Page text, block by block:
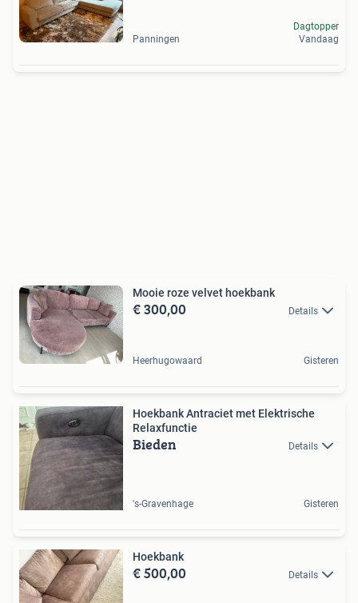
Panningen
Dagtopper
Vandaag
Mooie roze velvet hoekbank
€ 300,00 Details
Heerhugowaard Gisteren
Hoekbank Antraciet met Elektrische
Relaxfunctie
Bieden Details
's-Gravenhage Gisteren
Hoekbank
€ 500,00 Details